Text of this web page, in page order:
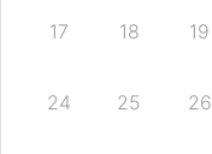
17 18 19
24 25 26